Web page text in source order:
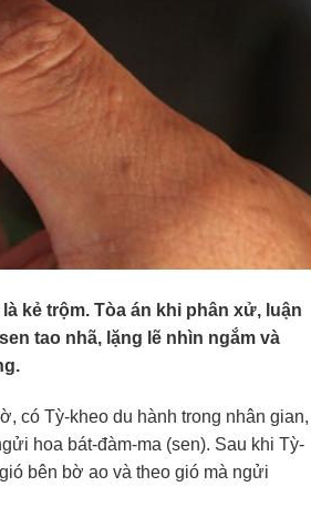
kẻ trộm. Tòa án khi phân xử, luận
tao nhã, lặng lẽ nhìn ngắm và
có Tỳ-kheo du hành trong nhân gian,
hoa bát-đàm-ma (sen). Sau khi Tỳ-
bên bờ ao và theo gió mà ngửi